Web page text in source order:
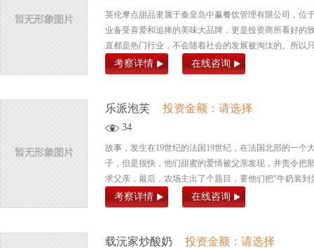
英伦摩点甜品隶属于秦皇岛中赢餐饮管理有限公司，位
业备受喜爱和追捧的美味大品牌，更是投资商所看好的
直都是热门行业，不会随着社会的发展被淘汰的。所以
考察详情 在线咨询
乐派泡芙 投资金额：请选择
34
故事，发生在19世纪的法国19世纪，在法国北部的一
子，但是很快，他们甜蜜的爱情被父亲发现，并责令把
求父亲，最后，农场主出了个题目，要他们把"牛奶装
考察详情 在线咨询
载沅家炒酸奶 投资金额：请选择